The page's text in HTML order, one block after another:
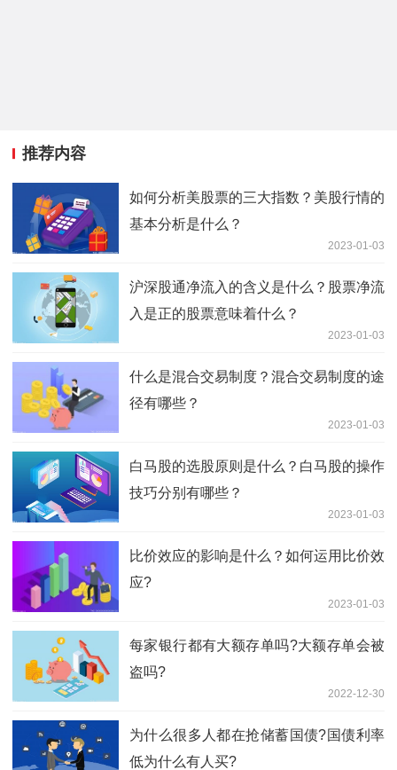
推荐内容
如何分析美股票的三大指数？美股行情的
基本分析是什么？
2023-01-03
沪深股通净流入的含义是什么？股票净流
入是正的股票意味着什么？
2023-01-03
什么是混合交易制度？混合交易制度的途
径有哪些？
2023-01-03
白马股的选股原则是什么？白马股的操作
技巧分别有哪些？
2023-01-03
比价效应的影响是什么？如何运用比价效
应?
2023-01-03
每家银行都有大额存单吗?大额存单会被
盗吗?
2022-12-30
为什么很多人都在抢储蓄国债?国债利率
低为什么有人买?